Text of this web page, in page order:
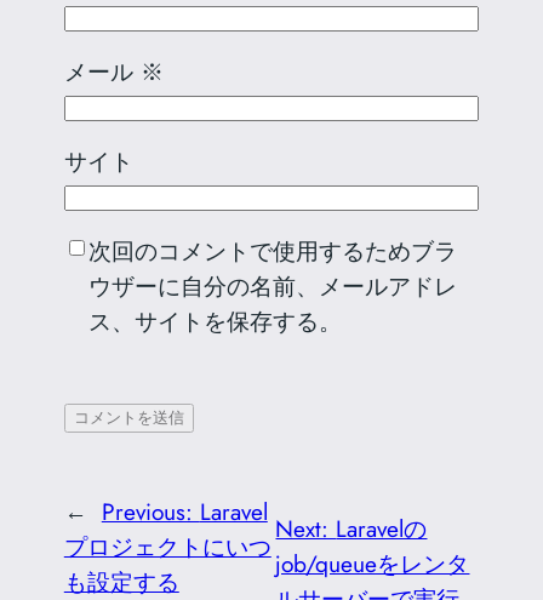
メール ※
サイト
次回のコメントで使用するためブラ
ウザーに自分の名前、メールアドレ
ス、サイトを保存する。
← Previous: Laravel
プロジェクトにいつ
も設定する
Next: Laravelの
job/queueをレンタ